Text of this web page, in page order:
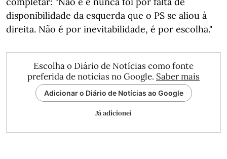
disponibilidade da esquerda que o PS se aliou à
direita. Não é por inevitabilidade, é por escolha."
Escolha o Diário de Notícias como fonte
preferida de notícias no Google. Saber mais
Adicionar o Diário de Notícias ao Google
Já adicionei